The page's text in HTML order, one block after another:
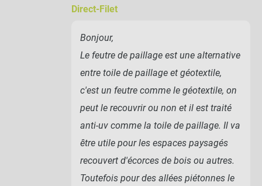
Direct-Filet
Bonjour,
Le feutre de paillage est une alternative
entre toile de paillage et géotextile,
c'est un feutre comme le géotextile, on
peut le recouvrir ou non et il est traité
anti-uv comme la toile de paillage. Il va
être utile pour les espaces paysagés
recouvert d'écorces de bois ou autres.
Toutefois pour des allées piétonnes le